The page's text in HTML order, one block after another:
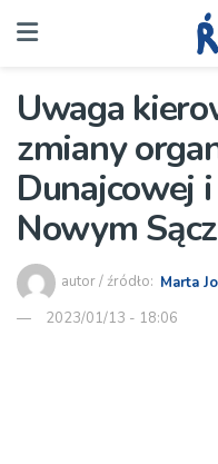
Uwaga
zmiany
Dunajcowej
Nowym
autor / źródło: Marta
2023/01/13 - 18:06